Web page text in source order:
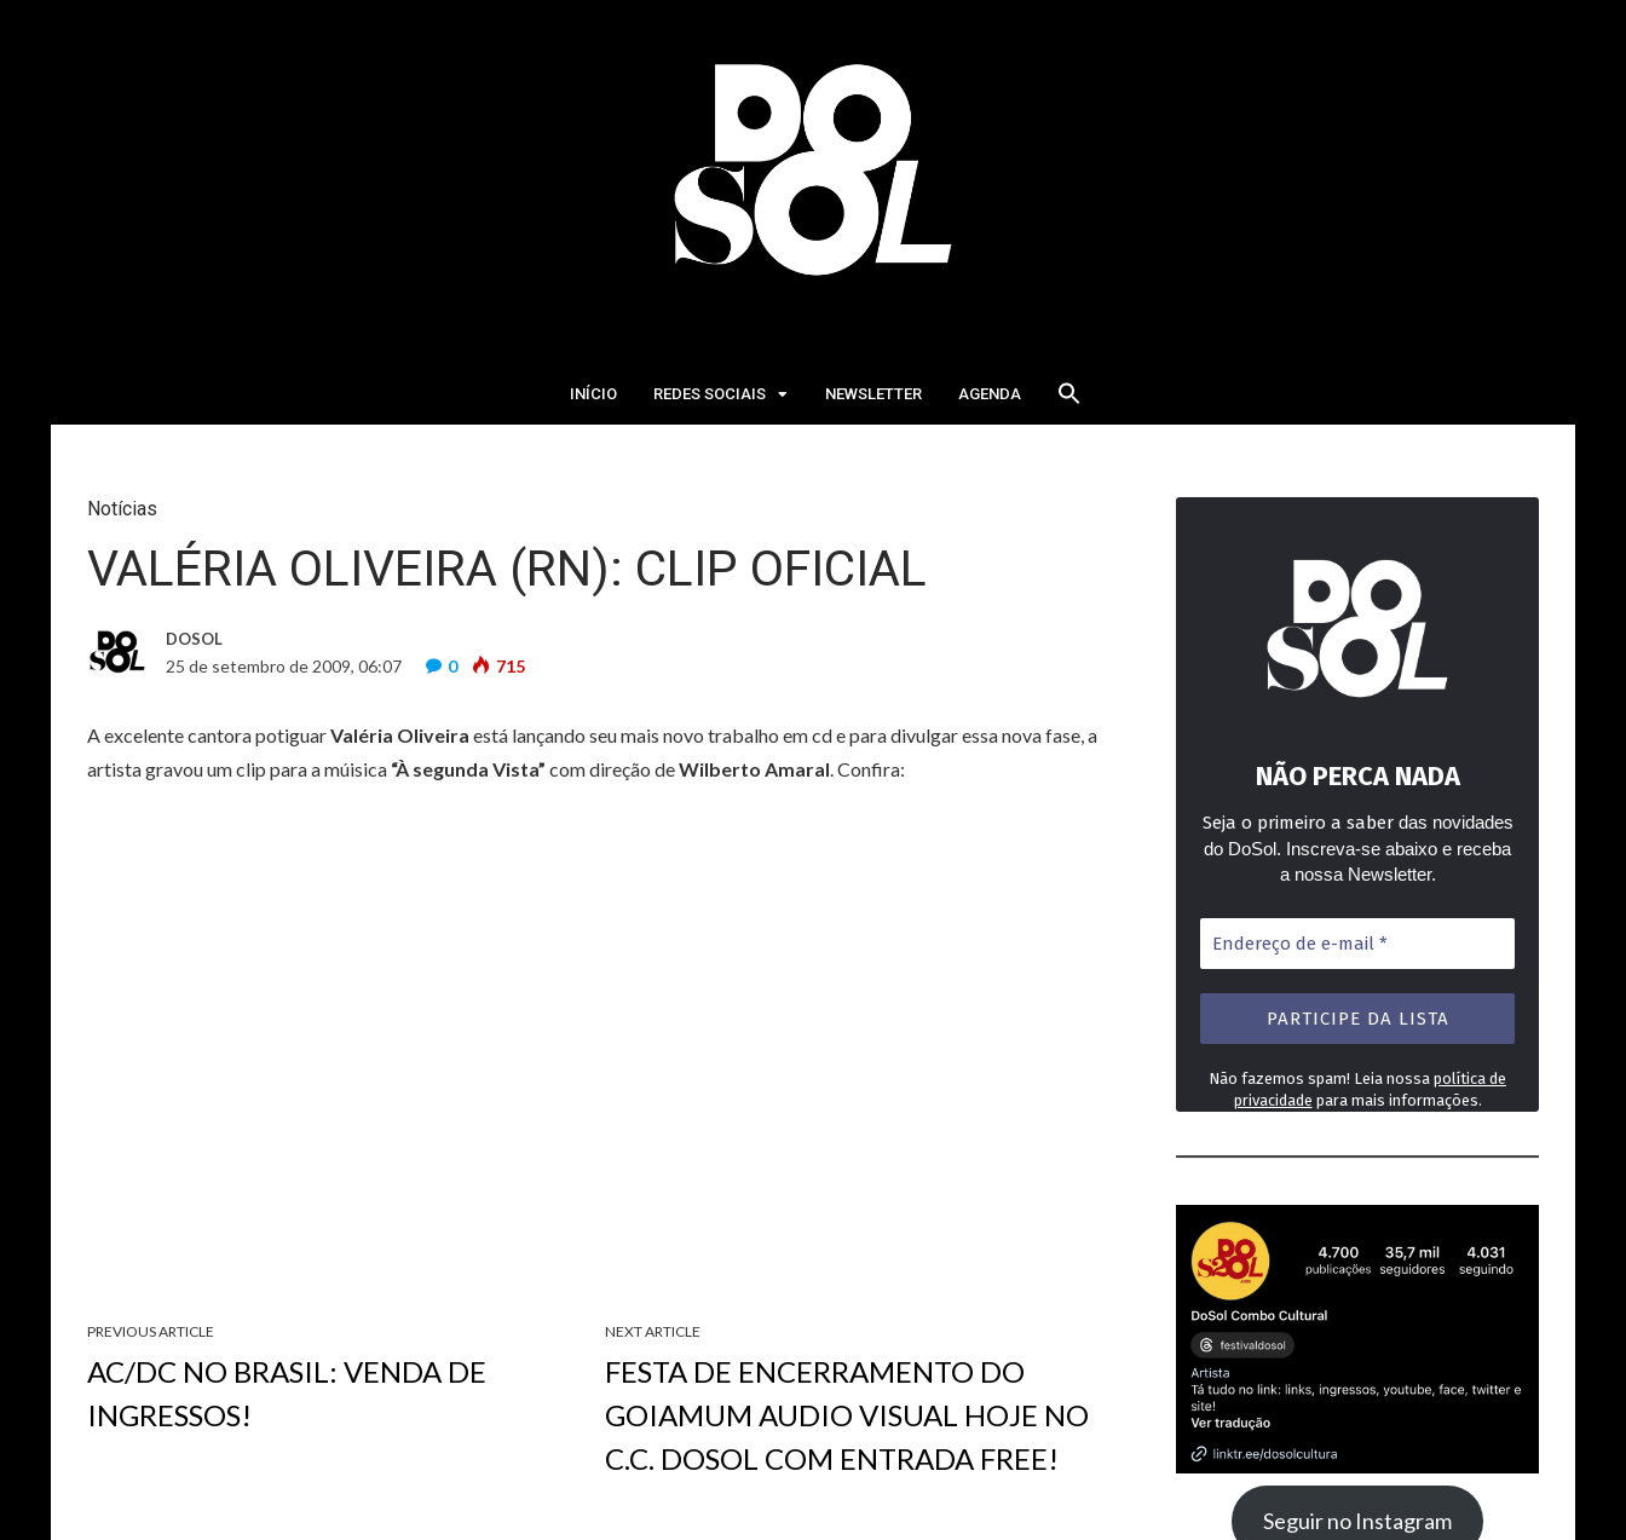
INÍCIO REDES SOCIAIS NEWSLETTER AGENDA
Notícias
VALÉRIA OLIVEIRA (RN): CLIP OFICIAL
DOSOL
25 de setembro de 2009, 06:07 0 715
A excelente cantora potiguarValéria Oliveira está lançando seu mais novo trabalho em cd e para divulgar essa nova fase, a
artista gravou um clip para a múisica “À segunda Vista” com direção deWilberto Amaral. Confira:
PREVIOUS ARTICLE
AC/DC NO BRASIL: VENDA DE
INGRESSOS!
NEXT ARTICLE
FESTA DE ENCERRAMENTO DO
GOIAMUM AUDIO VISUAL HOJE NO
C.C. DOSOL COM ENTRADA FREE!
NÃO PERCA NADA
Seja o primeiro a saberdas novidades
do DoSol. Inscreva-se abaixo e receba
a nossa Newsletter.
Endereço
de
e-
mail
Não fazemos spam! Leia nossa política de
privacidade para mais informações.
Seguir no Instagram